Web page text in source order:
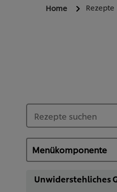
Home Rezepte
Unwiderstehliches